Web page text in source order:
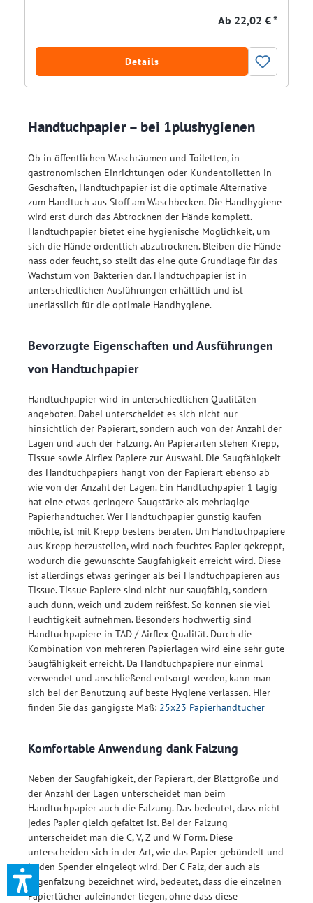
Ab 22,02 € *
Details
Handtuchpapier – bei 1plushygienen
Ob in öffentlichen Waschräumen und Toiletten, in
gastronomischen Einrichtungen oder Kundentoiletten in
Geschäften, Handtuchpapier ist die optimale Alternative
zum Handtuch aus Stoff am Waschbecken. Die Handhygiene
wird erst durch das Abtrocknen der Hände komplett.
Handtuchpapier bietet eine hygienische Möglichkeit, um
sich die Hände ordentlich abzutrocknen. Bleiben die Hände
nass oder feucht, so stellt das eine gute Grundlage für das
Wachstum von Bakterien dar. Handtuchpapier ist in
unterschiedlichen Ausführungen erhältlich und ist
unerlässlich für die optimale Handhygiene.
Bevorzugte Eigenschaften und Ausführungen
von Handtuchpapier
Handtuchpapier wird in unterschiedlichen Qualitäten
angeboten. Dabei unterscheidet es sich nicht nur
hinsichtlich der Papierart, sondern auch von der Anzahl der
Lagen und auch der Falzung. An Papierarten stehen Krepp,
Tissue sowie Airflex Papiere zur Auswahl. Die Saugfähigkeit
des Handtuchpapiers hängt von der Papierart ebenso ab
wie von der Anzahl der Lagen. Ein Handtuchpapier 1 lagig
hat eine etwas geringere Saugstärke als mehrlagige
Papierhandtücher. Wer Handtuchpapier günstig kaufen
möchte, ist mit Krepp bestens beraten. Um Handtuchpapiere
aus Krepp herzustellen, wird noch feuchtes Papier gekreppt,
wodurch die gewünschte Saugfähigkeit erreicht wird. Diese
ist allerdings etwas geringer als bei Handtuchpapieren aus
Tissue. Tissue Papiere sind nicht nur saugfähig, sondern
auch dünn, weich und zudem reißfest. So können sie viel
Feuchtigkeit aufnehmen. Besonders hochwertig sind
Handtuchpapiere in TAD / Airflex Qualität. Durch die
Kombination von mehreren Papierlagen wird eine sehr gute
Saugfähigkeit erreicht. Da Handtuchpapiere nur einmal
verwendet und anschließend entsorgt werden, kann man
sich bei der Benutzung auf beste Hygiene verlassen. Hier
finden Sie das gängigste Maß: 25x23 Papierhandtücher
Komfortable Anwendung dank Falzung
Neben der Saugfähigkeit, der Papierart, der Blattgröße und
der Anzahl der Lagen unterscheidet man beim
Handtuchpapier auch die Falzung. Das bedeutet, dass nicht
jedes Papier gleich gefaltet ist. Bei der Falzung
unterscheidet man die C, V, Z und W Form. Diese
unterscheiden sich in der Art, wie das Papier gebündelt und
in den Spender eingelegt wird. Der C Falz, der auch als
Lagenfalzung bezeichnet wird, bedeutet, dass die einzelnen
Papiertücher aufeinander liegen, ohne dass diese